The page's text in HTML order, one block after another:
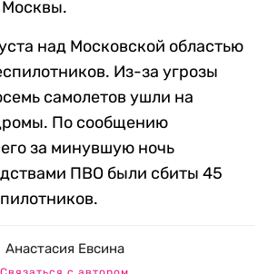
Москвы.
над Московской областью
Из-за угрозы
самолетов ушли на
По сообщению
за минувшую ночь
ПВО были сбиты 45
Анастасия Евсина